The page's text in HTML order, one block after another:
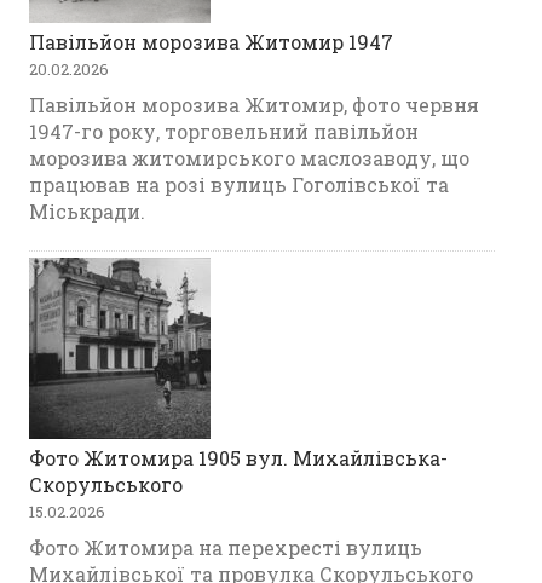
Павільйон морозива Житомир 1947
20.02.2026
Павільйон морозива Житомир, фото червня
1947-го року, торговельний павільйон
морозива житомирського маслозаводу, що
працював на розі вулиць Гоголівської та
Міськради.
Фото Житомира 1905 вул. Михайлівська-
Скорульського
15.02.2026
Фото Житомира на перехресті вулиць
Михайлівської та провулка Скорульського